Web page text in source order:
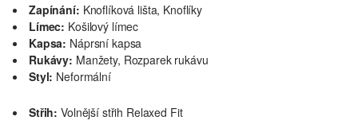
Zapínání: Knoflíková lišta, Knoflíky
Límec: Košilový límec
Kapsa: Náprsní kapsa
Rukávy: Manžety, Rozparek rukávu
Styl: Neformální
Střih: Volnější střih Relaxed Fit